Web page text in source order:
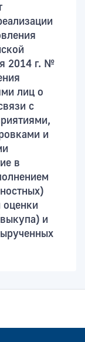
2014 г. №
лиц о
с
и
в
оценки
и